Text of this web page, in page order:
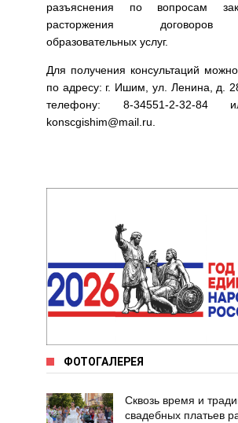
разъяснения по вопросам
расторжения договоров
образовательных услуг.
Для получения консультаций
по адресу: г. Ишим, ул. Ленина, д.
телефону: 8-34551-2-32-84
konscgishim@mail.ru.
ФОТОГАЛЕРЕЯ
Сквозь время и
свадебных платьев